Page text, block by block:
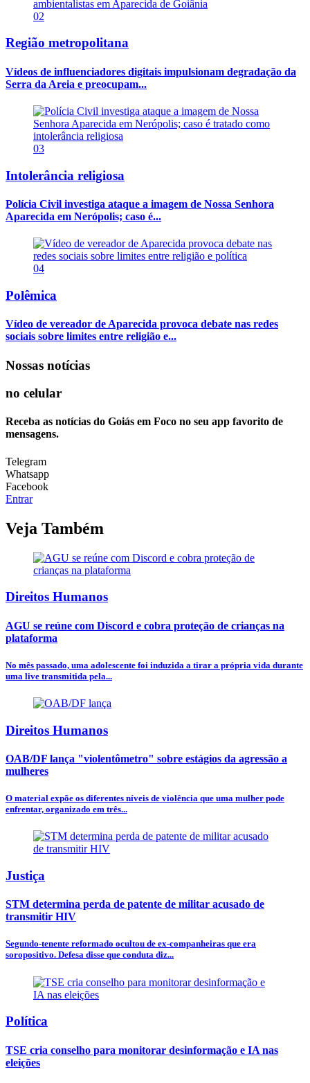
02
Região metropolitana
Vídeos de influenciadores digitais impulsionam degradação da
Serra da Areia e preocupam...
03
Intolerância religiosa
Polícia Civil investiga ataque a imagem de Nossa Senhora
Aparecida em Nerópolis; caso é...
04
Polêmica
Vídeo de vereador de Aparecida provoca debate nas redes
sociais sobre limites entre religião e...
Nossas notícias
no celular
Receba as notícias do Goiás em Foco no seu app favorito de
mensagens.
Telegram
Whatsapp
Facebook
Entrar
Veja Também
Direitos Humanos
AGU se reúne com Discord e cobra proteção de crianças na
plataforma
No mês passado, uma adolescente foi induzida a tirar a própria vida durante
uma live transmitida pela...
Direitos Humanos
OAB/DF lança "violentômetro" sobre estágios da agressão a
mulheres
O material expõe os diferentes níveis de violência que uma mulher pode
enfrentar, organizado em três...
Justiça
STM determina perda de patente de militar acusado de
transmitir HIV
Segundo-tenente reformado ocultou de ex-companheiras que era
soropositivo. Defesa disse que conduta diz...
Política
TSE cria conselho para monitorar desinformação e IA nas
eleições